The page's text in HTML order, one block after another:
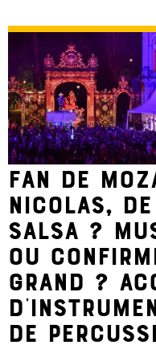
Fan de
Nicolas,
salsa ?
ou
grand ?
de